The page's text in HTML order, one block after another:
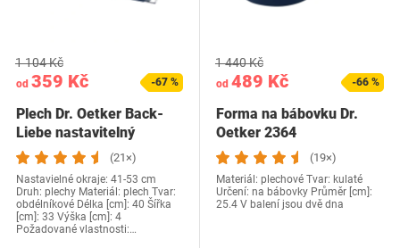
od 359 Kč
1 104 Kč
-67 %
Plech Dr. Oetker Back-
Liebe nastavitelný
(21×)
Nastavielné okraje: 41-53 cm
Druh: plechy Materiál: plech Tvar:
obdélníkové Délka [cm]: 40 Šířka
[cm]: 33 Výška [cm]: 4
Požadované vlastnosti:…
od 489 Kč
1 440 Kč
-66 %
Forma na bábovku Dr.
Oetker 2364
(19×)
Materiál: plechové Tvar: kulaté
Určení: na bábovky Průměr [cm]:
25.4 V balení jsou dvě dna